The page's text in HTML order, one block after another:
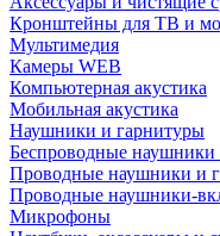
Кронштейны для ТВ и
Мультимедия
Камеры WEB
Компьютерная акустика
Мобильная акустика
Наушники и гарнитуры
Беспроводные наушники
Проводные наушники и
Проводные наушники-
Микрофоны